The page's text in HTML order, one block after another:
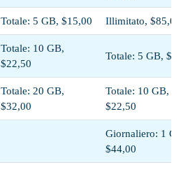
Totale: 5 GB, $15,00 Illimitato, $85,00
Totale: 10 GB,
$22,50
Totale: 5 GB,
Totale: 20 GB,
$32,00
Totale: 10 GB,
$22,50
Giornaliero: 1 GB,
$44,00